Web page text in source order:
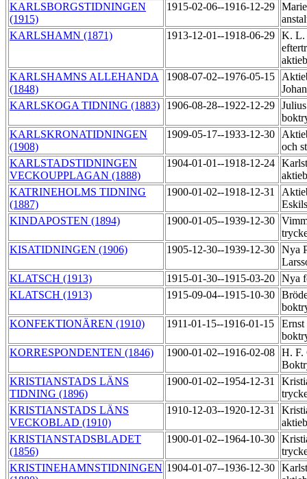
KARLSBORGSTIDNINGEN
(1915)
1915-02-06--1916-12-29
KARLSHAMN (1871)
1913-12-01--1918-06-29 K. L.
KARLSHAMNS ALLEHANDA
(1848)
1908-07-02--1976-05-15
KARLSKOGA TIDNING (1883)
1906-08-28--1922-12-29
KARLSKRONATIDNINGEN
(1908)
1909-05-17--1933-12-30
och
KARLSTADSTIDNINGEN
VECKOUPPLAGAN (1888)
1904-01-01--1918-12-24
KATRINEHOLMS TIDNING
(1887)
1900-01-02--1918-12-31
KINDAPOSTEN (1894)
1900-01-05--1939-12-30
KISATIDNINGEN (1906)
1905-12-30--1939-12-30 Nya
KLATSCH (1913)
1915-01-30--1915-03-20 Nya
KLATSCH (1913)
1915-09-04--1915-10-30
KONFEKTIONÄREN (1910)
1911-01-15--1916-01-15
Ernst
KORRESPONDENTEN (1846)
1900-01-02--1916-02-08 H. F.
KRISTIANSTADS LÄNS
TIDNING (1896)
1900-01-02--1954-12-31
KRISTIANSTADS LÄNS
VECKOBLAD (1910)
1910-12-03--1920-12-31
KRISTIANSTADSBLADET
(1856)
1900-01-02--1964-10-30
KRISTINEHAMNSTIDNINGEN 1904-01-07--1936-12-30